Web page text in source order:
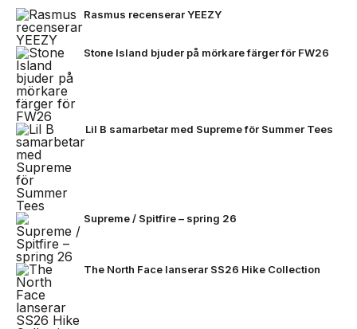
Rasmus recenserar YEEZY
Stone Island bjuder på mörkare färger för FW26
Lil B samarbetar med Supreme för Summer Tees
Supreme / Spitfire – spring 26
The North Face lanserar SS26 Hike Collection